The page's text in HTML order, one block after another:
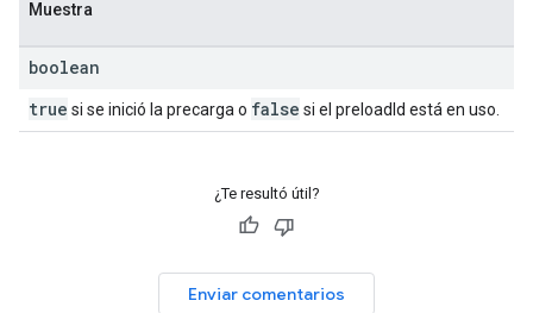
Muestra
boolean
true si se inició la precarga o false si el preloadId está en uso.
¿Te resultó útil?
Enviar comentarios